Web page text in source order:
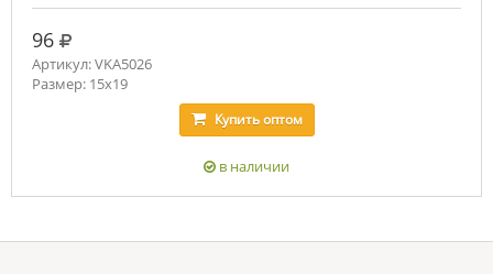
96 руб.
Артикул: VKA5026
Размер: 15х19
Купитьоптом
в наличии